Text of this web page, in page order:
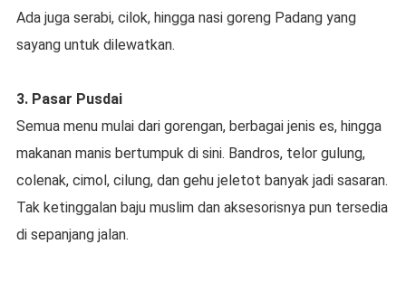
Ada juga serabi, cilok, hingga nasi goreng Padang yang
sayang untuk dilewatkan.
3. Pasar Pusdai
Semua menu mulai dari gorengan, berbagai jenis es, hingga
makanan manis bertumpuk di sini. Bandros, telor gulung,
colenak, cimol, cilung, dan gehu jeletot banyak jadi sasaran.
Tak ketinggalan baju muslim dan aksesorisnya pun tersedia
di sepanjang jalan.